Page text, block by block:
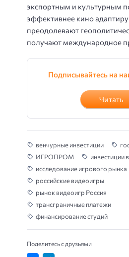
экспортным и культурным
эффективнее кино
преодолевают
получают международное
Подписывайтесь на
Читать
венчурные инвестиции
ИГРОПРОМ
инвестиции
исследование игрового рынка
российские видеоигры
рынок видеоигр Россия
трансграничные платежи
финансирование студий
Поделитесь с друзьями